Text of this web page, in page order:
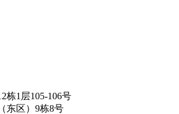
栋1层105-106号
东区）9栋8号